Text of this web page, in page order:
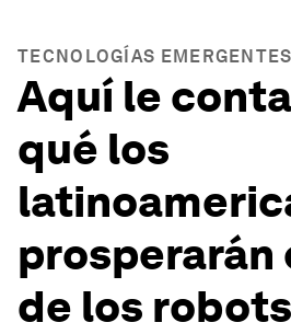
TECNOLOGÍAS EMERGENTES
Aquí le
qué los
prosperarán
de los robots